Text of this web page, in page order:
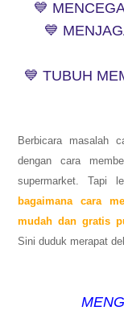
💙
💙
💙 TUBUH
Berbicara masalah
dengan cara
supermarket. Tapi
bagaimana cara
mudah dan gratis
Sini duduk merapat